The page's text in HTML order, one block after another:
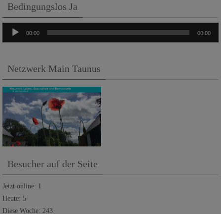
Bedingungslos Ja
Audio-
00:00 00:00
Netzwerk Main Taunus
Besucher auf der Seite
Jetzt online: 1
Heute: 5
Diese Woche: 243